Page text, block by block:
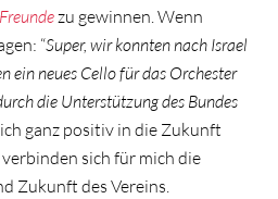
zu gewinnen. Wenn
“Super, wir konnten nach Israel
ein neues Cello für das Orchester
die Unterstützung des Bundes
ich ganz positiv in die Zukunft
sich für mich die
Zukunft des Vereins.